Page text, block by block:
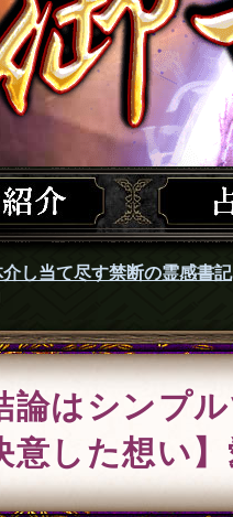
介し当て尽す禁断の霊感書記
論はシンプ
意した想い